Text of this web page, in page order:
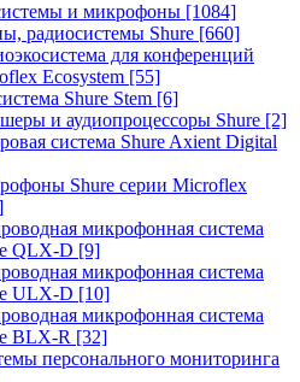
и микрофоны [1084]
радиосистемы Shure [660]
для конференций
Ecosystem [55]
Shure Stem [6]
и аудиопроцессоры Shure [2]
система Shure Axient Digital
Shure серии Microflex
микрофонная система
QLX-D [9]
микрофонная система
ULX-D [10]
микрофонная система
BLX-R [32]
персонального мониторинга